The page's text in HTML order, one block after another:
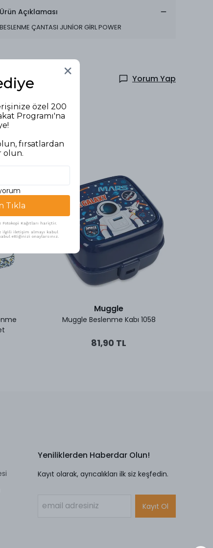
Ürün Açıklaması
BESLENME ÇANTASI JUNİOR GİRL POWER
Yorum Yap
Muggle
Muggle Beslenme Kabı 1058
81,90 TL
Yeniliklerden Haberdar Olun!
Kayıt olarak, ayrıcalıkları ilk siz keşfedin.
Kayıt Ol
özel 200
Programı'na
fırsatlardan
olun.
Tıkla
Fotokopi Kağıtları hariçtir.
ilgili iletişim almayı kabul
ettiğinizi onaylarsınız.